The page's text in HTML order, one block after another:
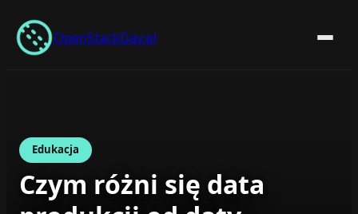
Przejdź
do
treści
OpenStackDay.pl
Edukacja
Czym różni się data